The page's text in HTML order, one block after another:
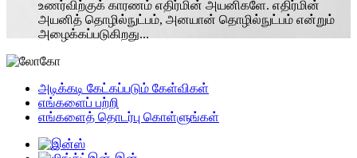
உணர்விற்குக் காரணம் எதிர்மின் அயனிகளே. எதிர்மின்
அயனித் தொழில்நுட்பம், அனயான் தொழில்நுட்பம் என்றும்
அழைக்கப்படுகிறது...
அடிக்கடி கேட்கப்படும் கேள்விகள்
எங்களைப் பற்றி
எங்களைத் தொடர்பு கொள்ளுங்கள்